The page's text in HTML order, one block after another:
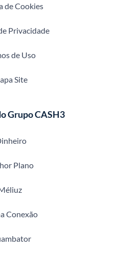
de Cookies
Privacidade
de Uso
Site
Grupo CASH3
Plano
Conexão